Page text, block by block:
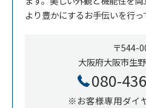
より豊かにするお手伝いを行っ
〒544-
大阪府大阪市生
080-
※お客様専用ダイ